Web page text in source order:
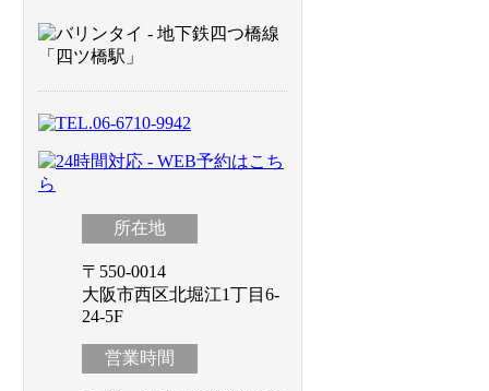
所在地
〒550-0014
大阪市西区北堀江1丁目6-
24-5F
営業時間